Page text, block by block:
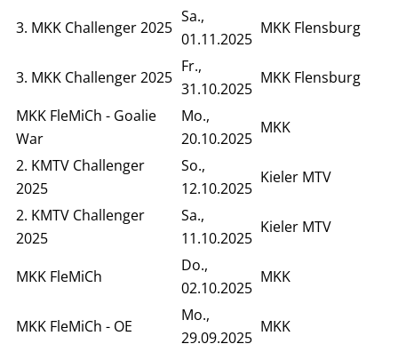
3. MKK Challenger 2025
Sa.,
01.11.2025
MKK Flensburg
3. MKK Challenger 2025
Fr.,
31.10.2025
MKK Flensburg
MKK FleMiCh - Goalie
War
Mo.,
20.10.2025
MKK
2. KMTV Challenger
2025
So.,
12.10.2025
Kieler MTV
2. KMTV Challenger
2025
Sa.,
11.10.2025
Kieler MTV
MKK FleMiCh
Do.,
02.10.2025
MKK
MKK FleMiCh - OE
Mo.,
29.09.2025
MKK